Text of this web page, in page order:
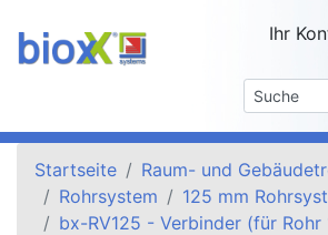
Ihr
Startseite
Raum- und
Rohrsystem
125 mm
bx-RV125 - Verbinder (für Rohr